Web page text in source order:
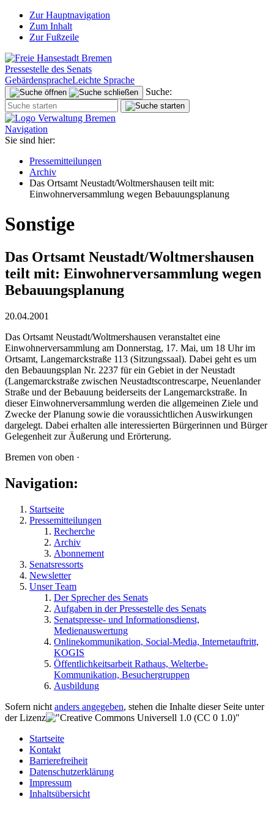
Zur Hauptnavigation
Zum Inhalt
Zur Fußzeile
Pressestelle des Senats
GebärdenspracheLeichte Sprache
Suche:
Navigation
Sie sind hier:
Pressemitteilungen
Archiv
Das Ortsamt Neustadt/Woltmershausen teilt mit:
Einwohnerversammlung wegen Bebauungsplanung
Sonstige
Das Ortsamt Neustadt/Woltmershausen
teilt mit: Einwohnerversammlung wegen
Bebauungsplanung
20.04.2001
Das Ortsamt Neustadt/Woltmershausen veranstaltet eine
Einwohnerversammlung am Donnerstag, 17. Mai, um 18 Uhr im
Ortsamt, Langemarckstraße 113 (Sitzungssaal). Dabei geht es um
den Bebauungsplan Nr. 2237 für ein Gebiet in der Neustadt
(Langemarckstraße zwischen Neustadtscontrescarpe, Neuenlander
Straße und der Bebauung beiderseits der Langemarckstraße. In
dieser Einwohnerversammlung werden die allgemeinen Ziele und
Zwecke der Planung sowie die voraussichtlichen Auswirkungen
dargelegt. Dabei erhalten alle interessierten Bürgerinnen und Bürger
Gelegenheit zur Äußerung und Erörterung.
Bremen von oben ·
Navigation:
Startseite
Pressemitteilungen
Recherche
Archiv
Abonnement
Senatsressorts
Newsletter
Unser Team
Der Sprecher des Senats
Aufgaben in der Pressestelle des Senats
Senatspresse- und Informationsdienst,
Medienauswertung
Onlinekommunikation, Social-Media, Internetauftritt,
KOGIS
Öffentlichkeitsarbeit Rathaus, Welterbe-
Kommunikation, Besuchergruppen
Ausbildung
Sofern nicht anders angegeben, stehen die Inhalte dieser Seite unter
der Lizenz
Startseite
Kontakt
Barrierefreiheit
Datenschutzerklärung
Impressum
Inhaltsübersicht